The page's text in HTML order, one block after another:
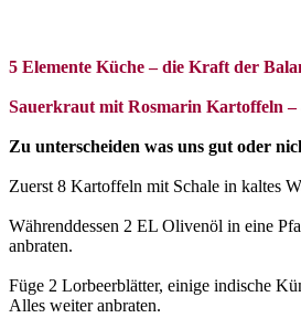
5 Elemente Küche – die Kraft der
Sauerkraut mit Rosmarin Kartoffeln –
Zu unterscheiden was uns gut oder
Zuerst 8 Kartoffeln mit Schale in kaltes
Währenddessen 2 EL Olivenöl in eine
anbraten.
Füge 2 Lorbeerblätter, einige indische
Alles weiter anbraten.